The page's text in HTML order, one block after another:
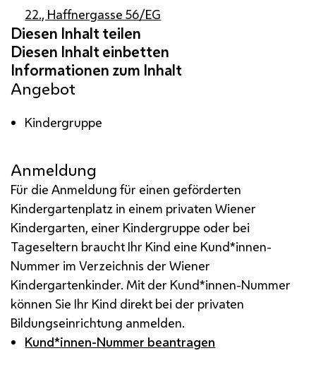
22., Haffnergasse 56/EG
Angebot
Kindergruppe
Anmeldung
Für die Anmeldung für einen geförderten
Kindergartenplatz in einem privaten Wiener
Kindergarten, einer Kindergruppe oder bei
Tageseltern braucht Ihr Kind eine Kund*innen-
Nummer im Verzeichnis der Wiener
Kindergartenkinder. Mit der Kund*innen-Nummer
können Sie Ihr Kind direkt bei der privaten
Bildungseinrichtung anmelden.
Kund*innen-Nummer beantragen